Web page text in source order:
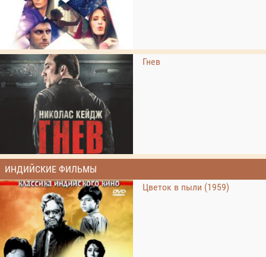
Гнев
ИНДИЙСКИЕ ФИЛЬМЫ
Цветок в пыли (1959)